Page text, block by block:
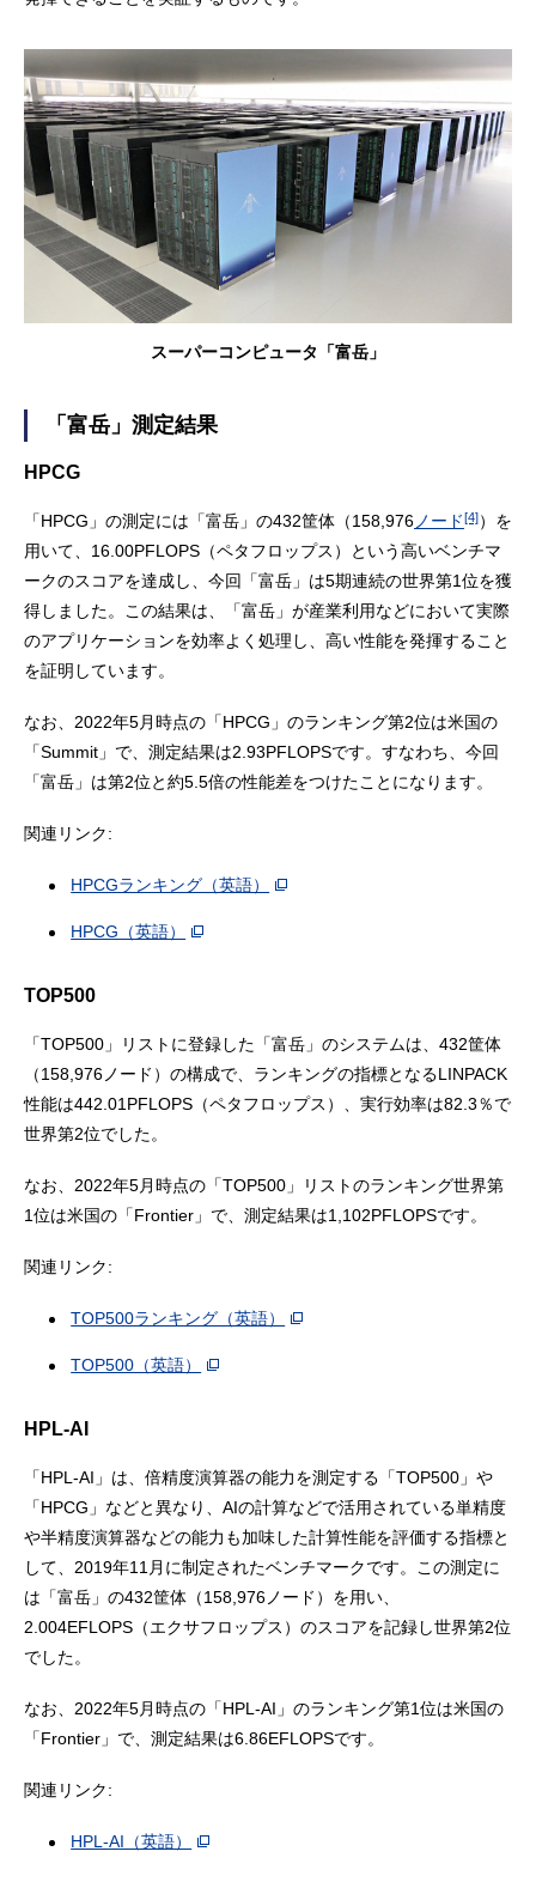
スーパーコンピュータ「富岳」
「富岳」測定結果
HPCG
「HPCG」の測定には「富岳」の432筐体（158,976 ノード[4]）を
用いて、16.00PFLOPS（ペタフロップス）という高いベンチマ
ークのスコアを達成し、今回「富岳」は5期連続の世界第1位を獲
得しました。この結果は、「富岳」が産業利用などにおいて実際
のアプリケーションを効率よく処理し、高い性能を発揮すること
を証明しています。
なお、2022年5月時点の「HPCG」のランキング第2位は米国の
「Summit」で、測定結果は2.93PFLOPSです。すなわち、今回
「富岳」は第2位と約5.5倍の性能差をつけたことになります。
関連リンク:
HPCGランキング（英語）
HPCG（英語）
TOP500
「TOP500」リストに登録した「富岳」のシステムは、432筐体
（158,976ノード）の構成で、ランキングの指標となるLINPACK
性能は442.01PFLOPS（ペタフロップス）、実行効率は82.3％で
世界第2位でした。
なお、2022年5月時点の「TOP500」リストのランキング世界第
1位は米国の「Frontier」で、測定結果は1,102PFLOPSです。
関連リンク:
TOP500ランキング（英語）
TOP500（英語）
HPL-AI
「HPL-AI」は、倍精度演算器の能力を測定する「TOP500」や
「HPCG」などと異なり、AIの計算などで活用されている単精度
や半精度演算器などの能力も加味した計算性能を評価する指標と
して、2019年11月に制定されたベンチマークです。この測定に
は「富岳」の432筐体（158,976ノード）を用い、
2.004EFLOPS（エクサフロップス）のスコアを記録し世界第2位
でした。
なお、2022年5月時点の「HPL-AI」のランキング第1位は米国の
「Frontier」で、測定結果は6.86EFLOPSです。
関連リンク:
HPL-AI（英語）